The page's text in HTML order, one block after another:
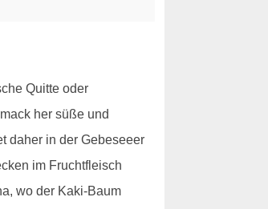
Quitte oder
her süße und
daher in der Gebeseeer
im Fruchtfleisch
wo der Kaki-Baum